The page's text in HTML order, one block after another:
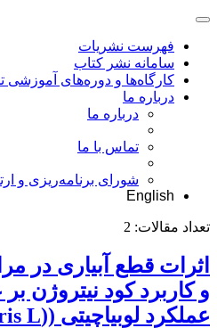
فهرست نشریات
سامانه نشر کتاب
کارگاه‌ها و دوره‌های
درباره ما
درباره ما
تماس با ما
شورای برنامه‌ریزی و
English
تعداد مقالات: 2
اثرات قطع آبیاری در
و کاربرد کود نیتروژن
عملکرد لوبیاچیتی ((Phaseolus vulgaris L.